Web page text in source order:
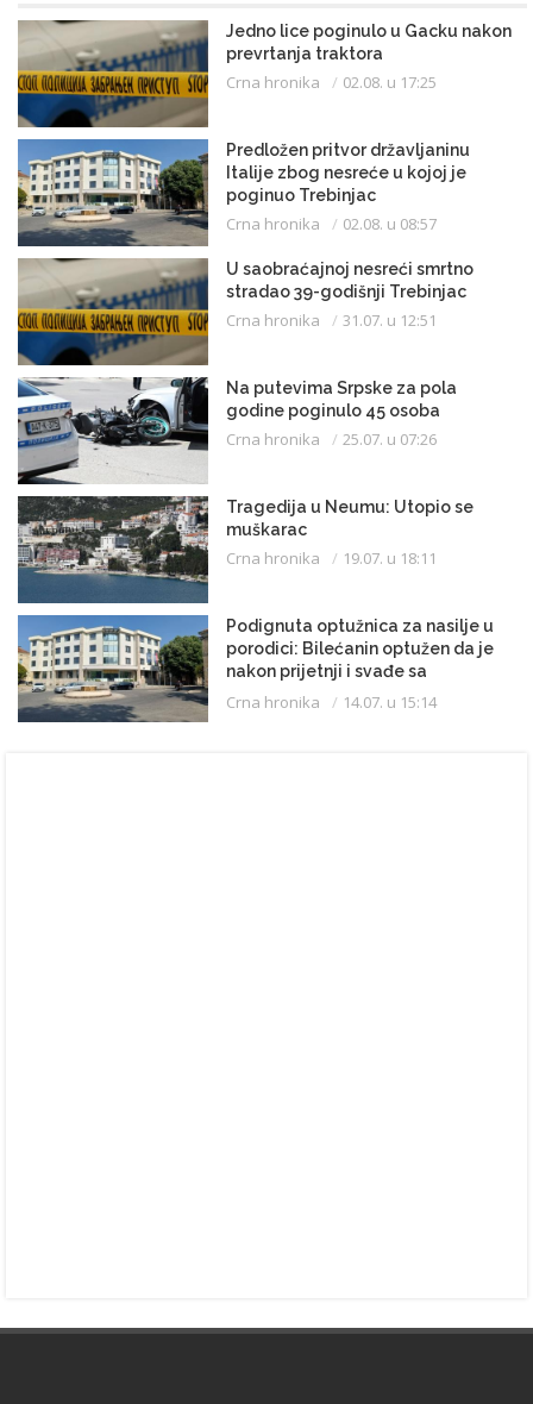
Jedno lice poginulo u Gacku nakon
prevrtanja traktora
Crna hronika 02.08. u 17:25
Predložen pritvor državljaninu
Italije zbog nesreće u kojoj je
poginuo Trebinjac
Crna hronika 02.08. u 08:57
U saobraćajnoj nesreći smrtno
stradao 39-godišnji Trebinjac
Crna hronika 31.07. u 12:51
Na putevima Srpske za pola
godine poginulo 45 osoba
Crna hronika 25.07. u 07:26
Tragedija u Neumu: Utopio se
muškarac
Crna hronika 19.07. u 18:11
Podignuta optužnica za nasilje u
porodici: Bilećanin optužen da je
nakon prijetnji i svađe sa
partnerkom zapalio kuću
Crna hronika 14.07. u 15:14